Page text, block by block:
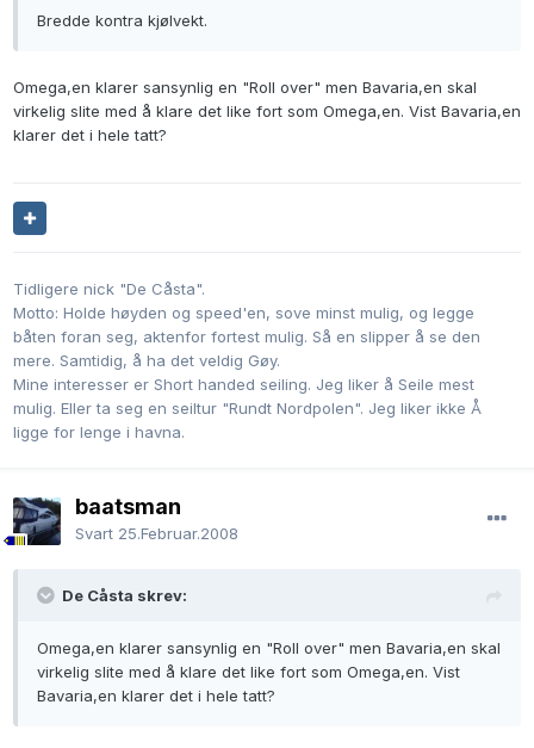
Bredde kontra kjølvekt.
Omega,en klarer sansynlig en "Roll over" men Bavaria,en skal
virkelig slite med å klare det like fort som Omega,en. Vist Bavaria,en
klarer det i hele tatt?
Tidligere nick "De Cåsta".
Motto: Holde høyden og speed'en, sove minst mulig, og legge
båten foran seg, aktenfor fortest mulig. Så en slipper å se den
mere. Samtidig, å ha det veldig Gøy.
Mine interesser er Short handed seiling. Jeg liker å Seile mest
mulig. Eller ta seg en seiltur "Rundt Nordpolen". Jeg liker ikke Å
ligge for lenge i havna.
baatsman
Svart 25.Februar.2008
De Cåsta skrev:
Omega,en klarer sansynlig en "Roll over" men Bavaria,en skal
virkelig slite med å klare det like fort som Omega,en. Vist
Bavaria,en klarer det i hele tatt?